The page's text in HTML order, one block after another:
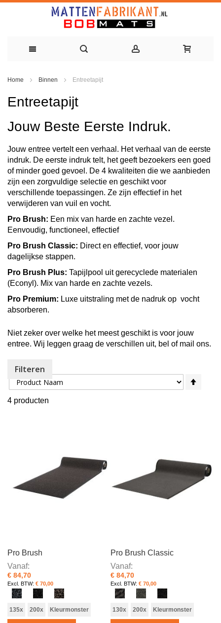
de
inhoud
Home Binnen Entreetapijt
Entreetapijt
Jouw Beste Eerste Indruk.
Jouw entree vertelt een verhaal. Het verhaal van de eerste
indruk. De eerste indruk telt, het geeft bezoekers een goed
of minder goed gevoel. De 4 kwaliteiten die we aanbieden
zijn een zorgvuldige selectie en geschikt voor
verschillende toepassingen. Ze zijn effectief in het
verwijderen van vuil en vocht.
Pro Brush: Een mix van harde en zachte vezel.
Eenvoudig, functioneel, effectief
Pro Brush Classic: Direct en effectief, voor jouw
dagelijkse stappen.
Pro Brush Plus: Tapijlpool uit gerecyclede materialen
(Econyl). Mix van harde en zachte vezels.
Pro Premium: Luxe uitstraling met de nadruk op vocht
absorberen.
Niet zeker over welke het meest geschikt is voor jouw
entree. Wij leggen graag de verschillen uit, bel of mail ons.
4 producten
Sorteer op
Pro Brush
Vanaf
€ 84,70
€ 70,00
135x 200x Kleurmonster
Pro Brush Classic
Vanaf
€ 84,70
€ 70,00
130x 200x Kleurmonster
Filteren